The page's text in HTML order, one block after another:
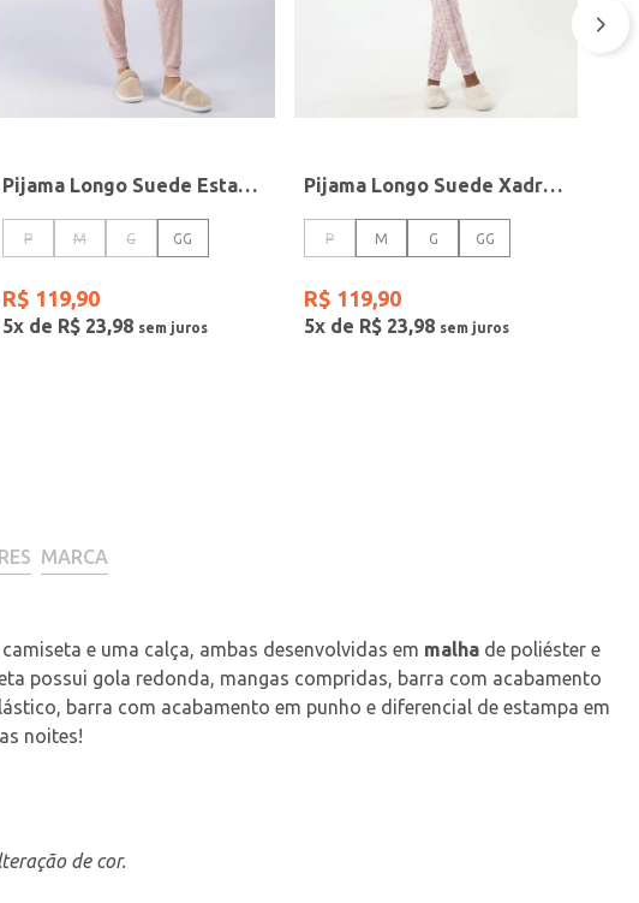
Pijama Longo Suede Estampado Feminino ROSA
P M G GG
R$ 119,90
5x de R$ 23,98
Pijama Longo Suede Xadrez Feminino ROSA
P M G GG
R$ 119,90
5x de R$ 23,98
MARCA
e uma calça, ambas desenvolvidas em malha de poliéster e
possui gola redonda, mangas compridas, barra com acabamento
barra com acabamento em punho e diferencial de estampa em
noites!
de cor.